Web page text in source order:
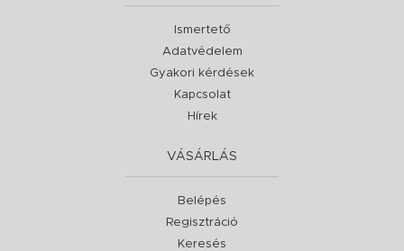
Ismertető
Adatvédelem
Gyakori kérdések
Kapcsolat
Hírek
VÁSÁRLÁS
Belépés
Regisztráció
Keresés